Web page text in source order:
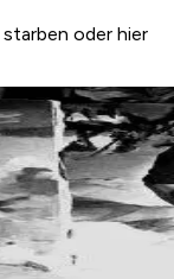
oder hier